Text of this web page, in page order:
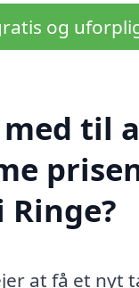
og
til
at få et nyt